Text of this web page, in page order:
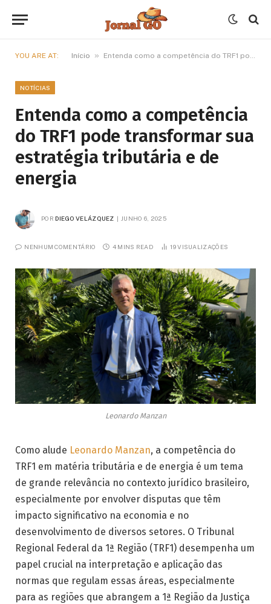
YOU ARE AT: Início » Entenda como a competência do TRF1 pode transformar sua estratégia tributária e de energia
NOTÍCIAS
Entenda como a competência
do TRF1 pode transformar sua
estratégia tributária e de
energia
POR DIEGO VELÁZQUEZ JUNHO 6, 2025
NENHUM COMENTÁRIO 4 MINS READ 19VISUALIZAÇÕES
Leonardo Manzan
Como alude Leonardo Manzan, a competência do
TRF1 em matéria tributária e de energia é um tema
de grande relevância no contexto jurídico brasileiro,
especialmente por envolver disputas que têm
impacto significativo na economia e no
desenvolvimento de diversos setores. O Tribunal
Regional Federal da 1ª Região (TRF1) desempenha um
papel crucial na interpretação e aplicação das
normas que regulam essas áreas, especialmente
para as regiões que abrangem a 1ª Região da Justiça